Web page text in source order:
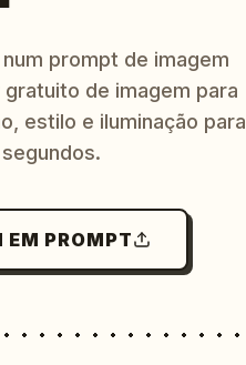
prompt de imagem
de imagem para
estilo e iluminação para
EM PROMPT